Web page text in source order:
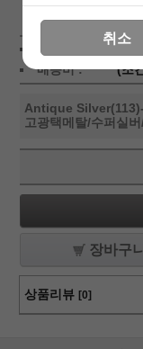
9,000
배송비 :
(조
Antique Silver(113)-
고광택메탈/수퍼실
장바구니
상품리뷰 [0]
취소